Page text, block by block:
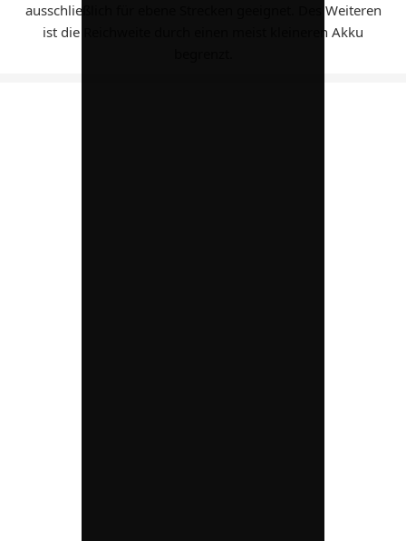
ausschließlich für ebene Strecken geeignet. Des Weiteren
ist die Reichweite durch einen meist kleineren Akku